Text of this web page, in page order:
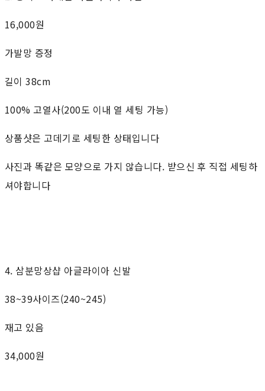
16,000원
가발망 증정
길이 38cm
100% 고열사(200도 이내 열 세팅 가능)
상품샷은 고데기로 세팅한 상태입니다
사진과 똑같은 모양으로 가지 않습니다. 받으신 후 직접 세팅하
셔야합니다
4. 삼분망상샵 아글라이아 신발
38~39사이즈(240~245)
재고 있음
34,000원